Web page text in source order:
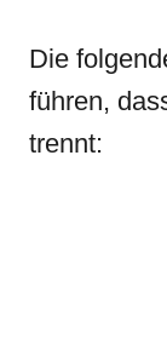
Die
führen,
trennt: